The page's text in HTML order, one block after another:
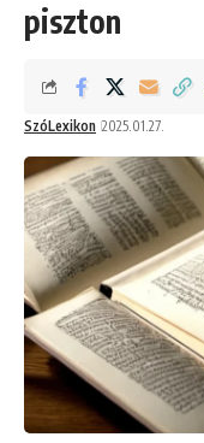
piszton
SzóLexikon 2025.01.27.